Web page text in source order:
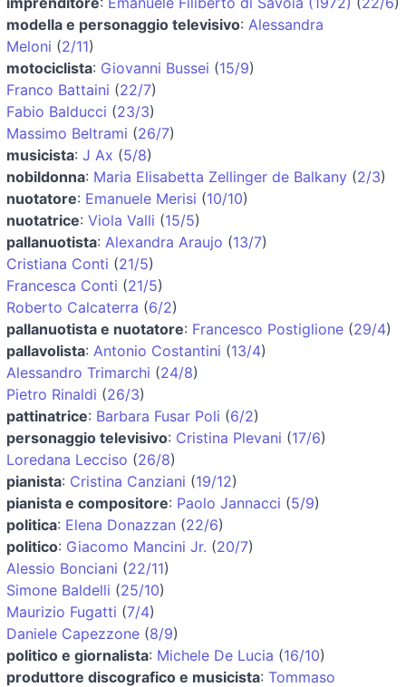
modella e personaggio televisivo: Alessandra
Meloni (2/11)
motociclista: Giovanni Bussei (15/9)
Franco Battaini (22/7)
Fabio Balducci (23/3)
Massimo Beltrami (26/7)
musicista: J Ax (5/8)
nobildonna: Maria Elisabetta Zellinger de Balkany (2/3)
nuotatore: Emanuele Merisi (10/10)
nuotatrice: Viola Valli (15/5)
pallanuotista: Alexandra Araujo (13/7)
Cristiana Conti (21/5)
Francesca Conti (21/5)
Roberto Calcaterra (6/2)
pallanuotista e nuotatore: Francesco Postiglione (29/4)
pallavolista: Antonio Costantini (13/4)
Alessandro Trimarchi (24/8)
Pietro Rinaldi (26/3)
pattinatrice: Barbara Fusar Poli (6/2)
personaggio televisivo: Cristina Plevani (17/6)
Loredana Lecciso (26/8)
pianista: Cristina Canziani (19/12)
pianista e compositore: Paolo Jannacci (5/9)
politica: Elena Donazzan (22/6)
politico: Giacomo Mancini Jr. (20/7)
Alessio Bonciani (22/11)
Simone Baldelli (25/10)
Maurizio Fugatti (7/4)
Daniele Capezzone (8/9)
politico e giornalista: Michele De Lucia (16/10)
produttore discografico e musicista: Tommaso